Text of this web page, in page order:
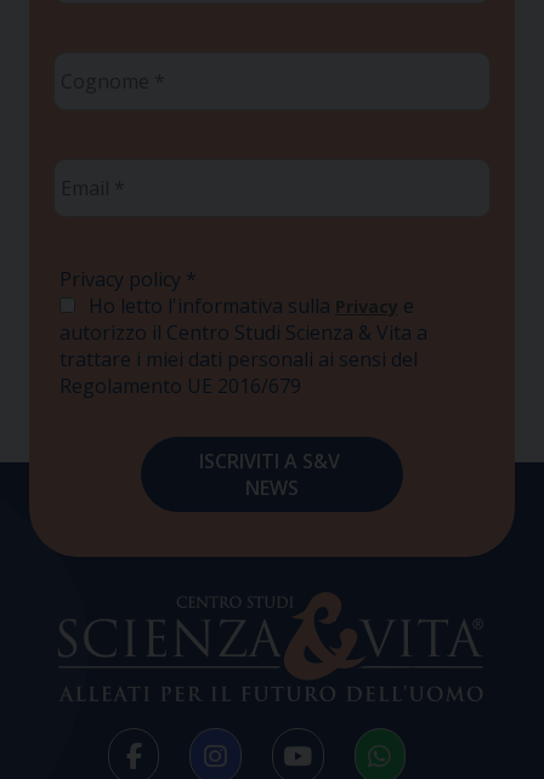
Privacy policy *
Ho letto l'informativa sulla Privacy e
autorizzo il Centro Studi Scienza & Vita a
trattare i miei dati personali ai sensi del
Regolamento UE 2016/679